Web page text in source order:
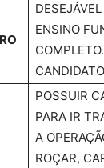
ENSINO
POSSUIR
PARA IR
A
ROÇAR,